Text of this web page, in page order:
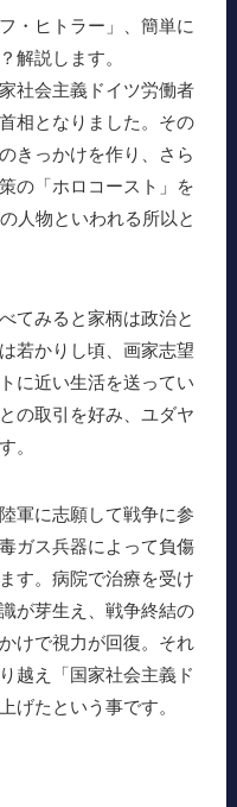
・ヒトラー」、簡単に
解説します。
社会主義ドイツ労働者
相となりました。その
きっかけを作り、さら
の「ホロコースト」を
人物といわれる所以と
てみると家柄は政治と
若かりし頃、画家志望
に近い生活を送ってい
の取引を好み、ユダヤ
。
軍に志願して戦争に参
ガス兵器によって負傷
す。病院で治療を受け
が芽生え、戦争終結の
けで視力が回復。それ
越え「国家社会主義ド
げたという事です。